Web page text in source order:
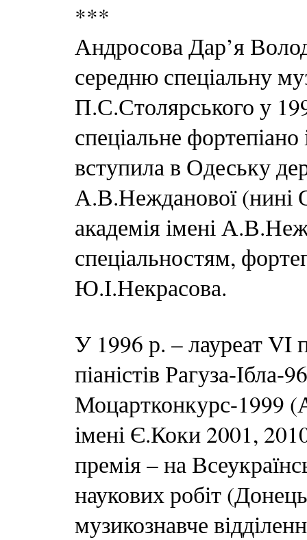
***
Андросова Дар’я
середню спеціальну
П.С.Столярського у
спеціальне
вступила в Одеську
А.В.Нежданової (нині
академія імені
спеціальностям,
Ю.І.Некрасова.
У 1996 р. – лауреат VI
піаністів Рагуза-Ібла-
Моцартконкурс-1999
імені Є.Коки 2001,
премія – на
наукових робіт
музикознавче